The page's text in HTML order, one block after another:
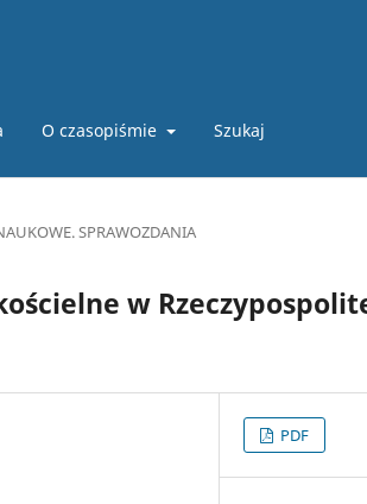
O czasopiśmie Szukaj
SPRAWOZDANIA
w
PDF